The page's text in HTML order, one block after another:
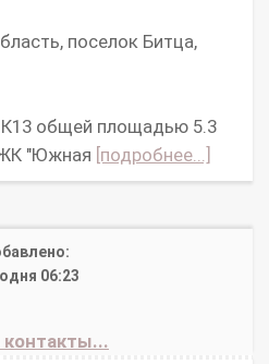
поселок Битца,
общей площадью 5.3
"Южная [подробнее...]
06:23